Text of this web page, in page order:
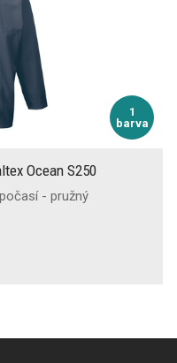
1
barva
Ocean S250
- pružný